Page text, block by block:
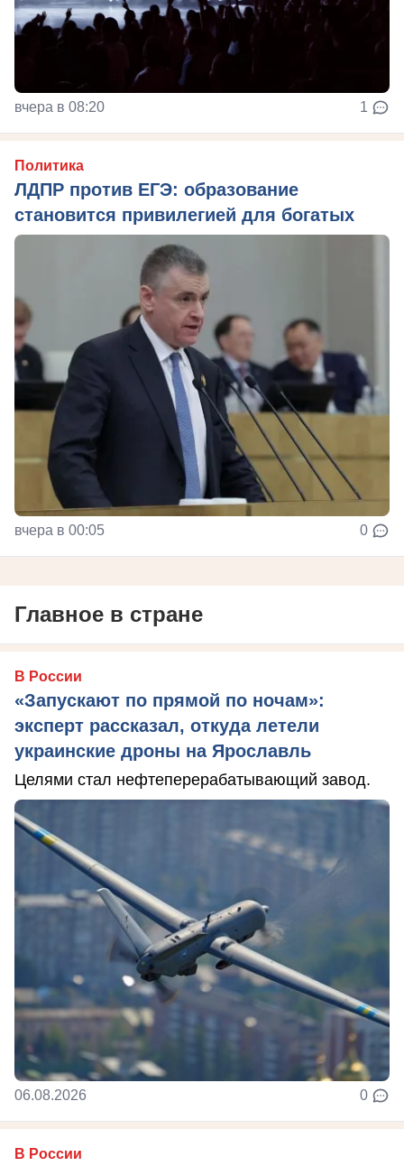
вчера в 08:20 1
Политика
ЛДПР против ЕГЭ: образование
становится привилегией для богатых
вчера в 00:05 0
Главное в стране
В России
«Запускают по прямой по ночам»:
эксперт рассказал, откуда летели
украинские дроны на Ярославль
Целями стал нефтеперерабатывающий завод.
06.08.2026 0
В России